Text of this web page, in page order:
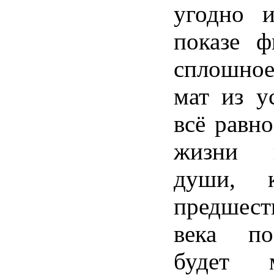
угодно
показе
мат из
всё
жизни
души,
века
будет